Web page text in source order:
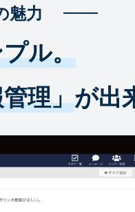
魅力
ル。
理」が出